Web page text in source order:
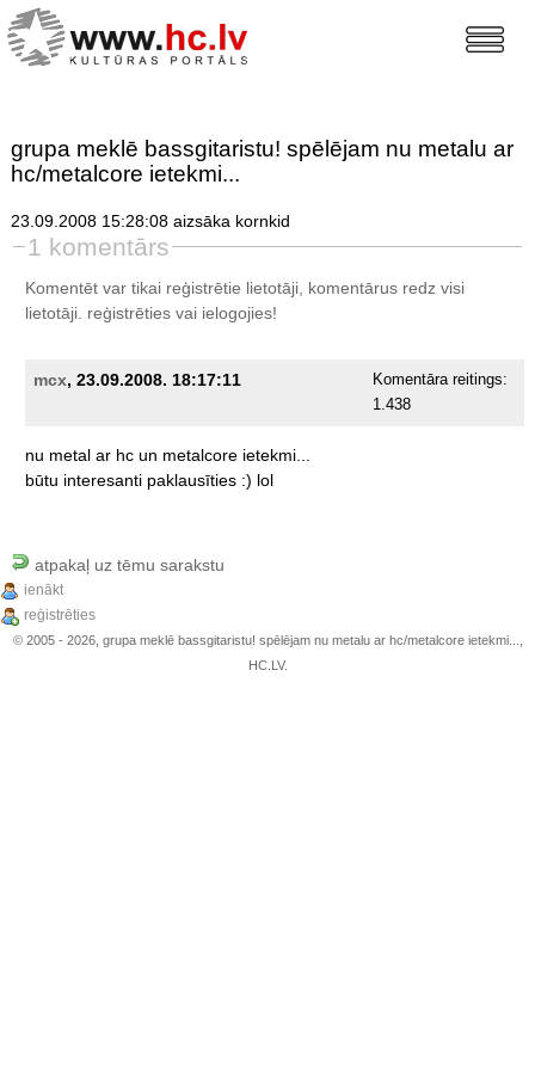
grupa meklē bassgitaristu! spēlējam nu metalu ar
hc/metalcore ietekmi...
23.09.2008 15:28:08 aizsāka kornkid
1 komentārs
Komentēt var tikai reģistrētie lietotāji, komentārus redz visi
lietotāji. reģistrētiesvai ielogojies!
mcx, 23.09.2008. 18:17:11
Komentāra reitings:
1.438
nu metal ar hc un metalcore ietekmi...
būtu interesanti paklausīties :) lol
atpakaļ uz tēmu sarakstu
ienākt
reģistrēties
© 2005 - 2026, grupa meklē bassgitaristu! spēlējam nu metalu ar hc/metalcore ietekmi...,
HC.LV.